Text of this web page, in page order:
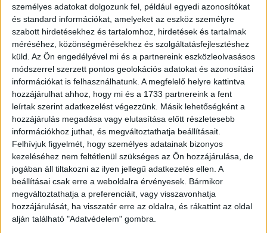
személyes adatokat dolgozunk fel, például egyedi azonosítókat
és standard információkat, amelyeket az eszköz személyre
szabott hirdetésekhez és tartalomhoz, hirdetések és tartalmak
méréséhez, közönségmérésekhez és szolgáltatásfejlesztéshez
küld. Az Ön engedélyével mi és a partnereink eszközleolvasásos
módszerrel szerzett pontos geolokációs adatokat és azonosítási
információkat is felhasználhatunk. A megfelelő helyre kattintva
hozzájárulhat ahhoz, hogy mi és a 1733 partnereink a fent
leírtak szerint adatkezelést végezzünk. Másik lehetőségként a
hozzájárulás megadása vagy elutasítása előtt részletesebb
információkhoz juthat, és megváltoztathatja beállításait.
Felhívjuk figyelmét, hogy személyes adatainak bizonyos
kezeléséhez nem feltétlenül szükséges az Ön hozzájárulása, de
jogában áll tiltakozni az ilyen jellegű adatkezelés ellen. A
beállításai csak erre a weboldalra érvényesek. Bármikor
megváltoztathatja a preferenciáit, vagy visszavonhatja
hozzájárulását, ha visszatér erre az oldalra, és rákattint az oldal
alján található "Adatvédelem" gombra.
20 000 Ft
Kategória: Helytörténet,Utazás
Azonosító
105069
14 t. 14 fényképpel, magyar és német felirattal.
Kiadói, feliratos papírborítóban, haránt alakú. 14×20,3 cm.
Borítója foltos, könyvkereskedés bélyegzővel.
In publisher's paper cover, oblong. 14×20.3 cm. Cover
slightly stained, with bookshop stamp.